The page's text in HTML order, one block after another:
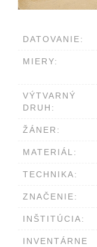
DATOVANIE:
MIERY:
VÝTVARNÝ
DRUH:
ŽÁNER:
MATERIÁL:
TECHNIKA:
ZNAČENIE:
INŠTITÚCIA:
INVENTÁRNE